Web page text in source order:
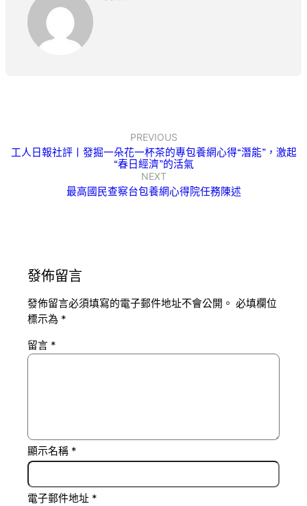
PREVIOUS
工人日報社評丨發掘一朵花一杯茶的專包養網心得“潛能”，激起
“春日經濟”的活氣
NEXT
最高國民查察台包養網心得院任務陳述
發佈留言
發佈留言必須填寫的電子郵件地址不會公開。 必填欄位
標示為 *
留言 *
顯示名稱 *
電子郵件地址 *